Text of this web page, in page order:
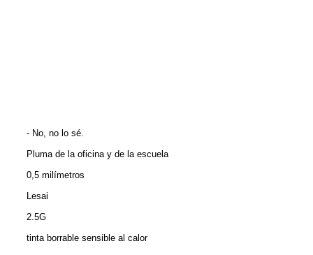
- No, no lo sé.
Pluma de la oficina y de la escuela
0,5 milímetros
Lesai
2.5G
tinta borrable sensible al calor